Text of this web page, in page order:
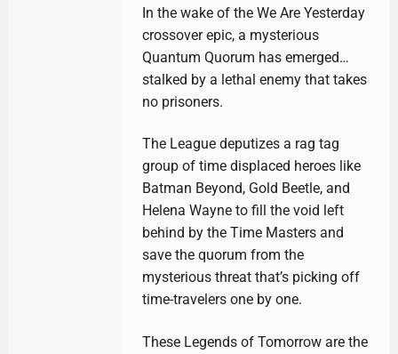
In the wake of the We Are Yesterday
crossover epic, a mysterious
Quantum Quorum has emerged…
stalked by a lethal enemy that takes
no prisoners.
The League deputizes a rag tag
group of time displaced heroes like
Batman Beyond, Gold Beetle, and
Helena Wayne to fill the void left
behind by the Time Masters and
save the quorum from the
mysterious threat that’s picking off
time-travelers one by one.
These Legends of Tomorrow are the